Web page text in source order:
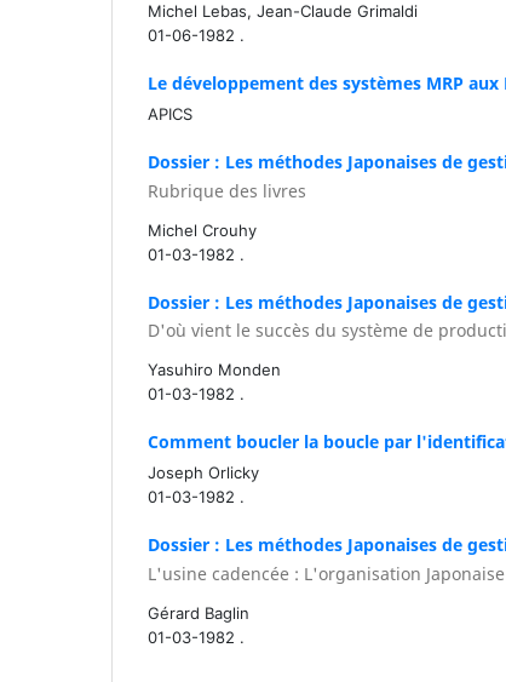
Michel Lebas, Jean-Claude Grimaldi
01-06-1982 .
Le développement des systèmes MRP aux
APICS
Dossier : Les méthodes Japonaises de
Rubrique des livres
Michel Crouhy
01-03-1982 .
Dossier : Les méthodes Japonaises de
D'où vient le succès du système de
Yasuhiro Monden
01-03-1982 .
Comment boucler la boucle par
Joseph Orlicky
01-03-1982 .
Dossier : Les méthodes Japonaises de
L'usine cadencée : L'organisation
Gérard Baglin
01-03-1982 .